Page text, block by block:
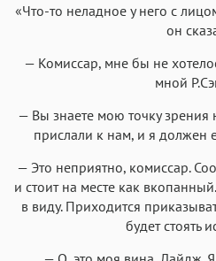
«Что-то неладное у него с
он
— Комиссар, мне бы не
мной
— Вы знаете мою точку зрения
прислали к нам, и я должен
— Это неприятно, комиссар.
и стоит на месте как
в виду. Приходится
будет стоять